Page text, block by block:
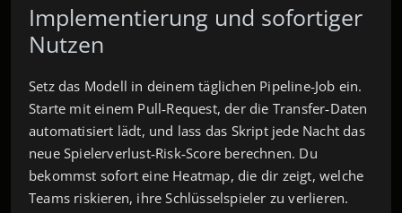
Implementierung und sofortiger
Nutzen
Setz das Modell in deinem täglichen Pipeline‑Job ein.
Starte mit einem Pull‑Request, der die Transfer‑Daten
automatisiert lädt, und lass das Skript jede Nacht das
neue Spielerverlust‑Risk‑Score berechnen. Du
bekommst sofort eine Heatmap, die dir zeigt, welche
Teams riskieren, ihre Schlüsselspieler zu verlieren.